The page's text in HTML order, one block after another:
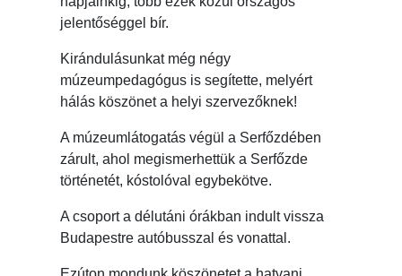
jelentőséggel bír.
Kirándulásunkat még négy
múzeumpedagógus is segítette, melyért
hálás köszönet a helyi szervezőknek!
A múzeumlátogatás végül a Serfőzdében
zárult, ahol megismerhettük a Serfőzde
történetét, kóstolóval egybekötve.
A csoport a délutáni órákban indult vissza
Budapestre autóbusszal és vonattal.